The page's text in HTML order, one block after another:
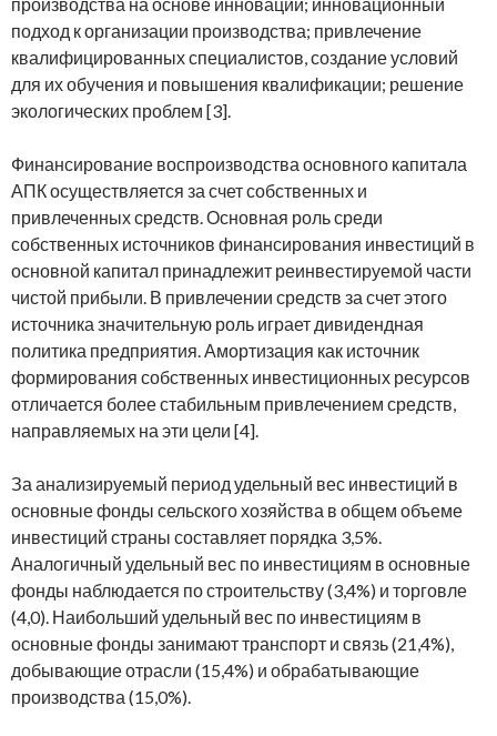
подход к организации производства; привлечение
квалифицированных специалистов, создание условий
для их обучения и повышения квалификации; решение
экологических проблем [3].
Финансирование воспроизводства основного капитала
АПК осуществляется за счет собственных и
привлеченных средств. Основная роль среди
собственных источников финансирования инвестиций в
основной капитал принадлежит реинвестируемой части
чистой прибыли. В привлечении средств за счет этого
источника значительную роль играет дивидендная
политика предприятия. Амортизация как источник
формирования собственных инвестиционных ресурсов
отличается более стабильным привлечением средств,
направляемых на эти цели [4].
За анализируемый период удельный вес инвестиций в
основные фонды сельского хозяйства в общем объеме
инвестиций страны составляет порядка 3,5%.
Аналогичный удельный вес по инвестициям в основные
фонды наблюдается по строительству (3,4%) и торговле
(4,0). Наибольший удельный вес по инвестициям в
основные фонды занимают транспорт и связь (21,4%),
добывающие отрасли (15,4%) и обрабатывающие
производства (15,0%).